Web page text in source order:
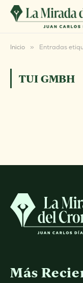
Inicio » Entradas
TUI GMBH
Más